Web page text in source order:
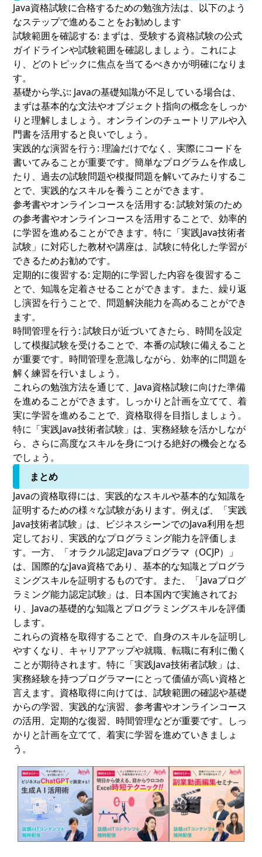
Java資格試験に合格するための勉強方法は、以下のよう
なステップで進めることをお勧めします
試験範囲を確認する: まずは、受験する資格試験の公式
ガイドラインや試験範囲を確認しましょう。これによ
り、どのトピックに焦点を当てるべきかが明確になりま
す。
基礎から学ぶ: Javaの基礎知識が不足している場合は、
まずは基本的な文法やオブジェクト指向の概念をしっか
りと理解しましょう。オンラインのチュートリアルや入
門書を活用すると良いでしょう。
実践的な演習を行う: 理論だけでなく、実際にコードを
書いてみることが重要です。簡単なプログラムを作成し
たり、過去の試験問題や模擬問題を解いてみたりするこ
とで、実践的なスキルを養うことができます。
参考書やオンラインコースを活用する: 試験対策のため
の参考書やオンラインコースを活用することで、効率的
に学習を進めることができます。特に「実践Java技術者
試験」に対応した教材や講座は、試験に特化した学習が
できるためお勧めです。
定期的に復習する: 定期的に学習した内容を復習するこ
とで、知識を定着させることができます。また、繰り返
し演習を行うことで、問題解決能力を高めることができ
ます。
時間管理を行う: 試験日が近づいてきたら、時間を設定
して模擬試験を受けることで、本番の試験に備えること
が重要です。時間管理を意識しながら、効率的に問題を
解く練習を行いましょう。
これらの勉強方法を通じて、Java資格試験に向けた準備
を進めることができます。しっかりと計画を立てて、着
実に学習を進めることで、資格取得を目指しましょう。
特に「実践Java技術者試験」は、実務経験を活かしなが
ら、さらに高度なスキルを身につける絶好の機会となる
でしょう。
まとめ
Javaの資格取得には、実践的なスキルや基本的な知識を
証明するための様々な試験があります。例えば、「実践
Java技術者試験」は、ビジネスシーンでのJava利用を想
定しており、実践的なプログラミング能力を評価しま
す。一方、「オラクル認定Javaプログラマ（OCJP）」
は、国際的なJava資格であり、基本的な知識とプログラ
ミングスキルを証明するものです。また、「Javaプログ
ラミング能力認定試験」は、日本国内で実施されてお
り、Javaの基礎的な知識とプログラミングスキルを評価
します。
これらの資格を取得することで、自身のスキルを証明し
やすくなり、キャリアアップや就職、転職に有利に働く
ことが期待されます。特に「実践Java技術者試験」は、
実務経験を持つプログラマーにとって価値が高い資格と
言えます。資格取得に向けては、試験範囲の確認や基礎
からの学習、実践的な演習、参考書やオンラインコース
の活用、定期的な復習、時間管理などが重要です。しっ
かりと計画を立てて、着実に学習を進めていきましょ
う。